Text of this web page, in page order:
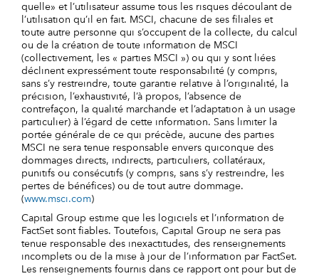
quelle» et l’utilisateur assume tous les risques découlant de
l’utilisation qu’il en fait. MSCI, chacune de ses filiales et
toute autre personne qui s’occupent de la collecte, du calcul
ou de la création de toute information de MSCI
(collectivement, les « parties MSCI ») ou qui y sont liées
déclinent expressément toute responsabilité (y compris,
sans s’y restreindre, toute garantie relative à l’originalité, la
précision, l’exhaustivité, l’à propos, l’absence de
contrefaçon, la qualité marchande et l’adaptation à un usage
particulier) à l’égard de cette information. Sans limiter la
portée générale de ce qui précède, aucune des parties
MSCI ne sera tenue responsable envers quiconque des
dommages directs, indirects, particuliers, collatéraux,
punitifs ou consécutifs (y compris, sans s’y restreindre, les
pertes de bénéfices) ou de tout autre dommage.
(www.msci.com)
Capital Group estime que les logiciels et l’information de
FactSet sont fiables. Toutefois, Capital Group ne sera pas
tenue responsable des inexactitudes, des renseignements
incomplets ou de la mise à jour de l’information par FactSet.
Les renseignements fournis dans ce rapport ont pour but de